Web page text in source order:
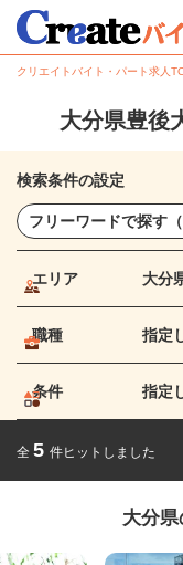
クリエイトバイト・パート求人
大分県豊後
検索条件の設定
エリア 大分
職種 指定
条件 指定
全 5 件ヒットしました
大分